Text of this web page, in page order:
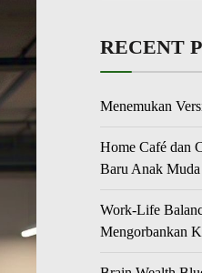
RECENT
Menemukan
Home Café dan
Baru Anak Muda
Work-Life
Mengorbankan